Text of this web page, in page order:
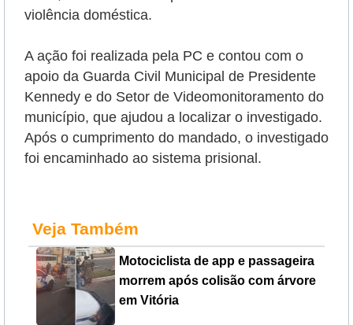
violência doméstica.
A ação foi realizada pela PC e contou com o
apoio da Guarda Civil Municipal de Presidente
Kennedy e do Setor de Videomonitoramento do
município, que ajudou a localizar o investigado.
Após o cumprimento do mandado, o investigado
foi encaminhado ao sistema prisional.
Veja Também
Motociclista de app e passageira
morrem após colisão com árvore
em Vitória